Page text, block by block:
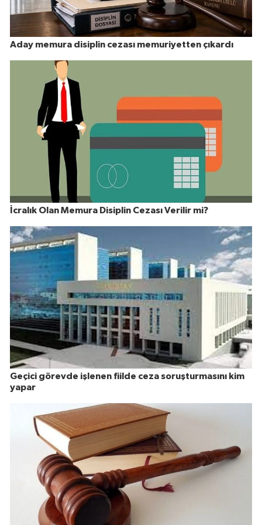
Aday memura disiplin cezası memuriyetten çıkardı
İcralık Olan Memura Disiplin Cezası Verilir mi?
Geçici görevde işlenen fiilde ceza soruşturmasını kim
yapar